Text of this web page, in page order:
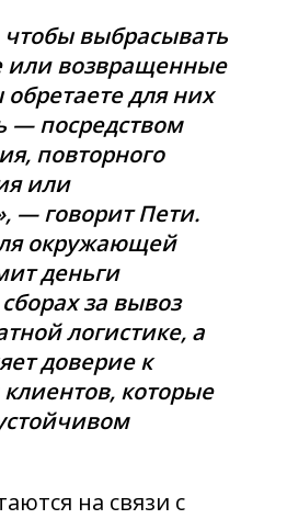
чтобы выбрасывать
или возвращенные
для них
— посредством
повторного
или
— говорит Пети.
окружающей
деньги
за вывоз
логистике, а
доверие к
которые
на связи с